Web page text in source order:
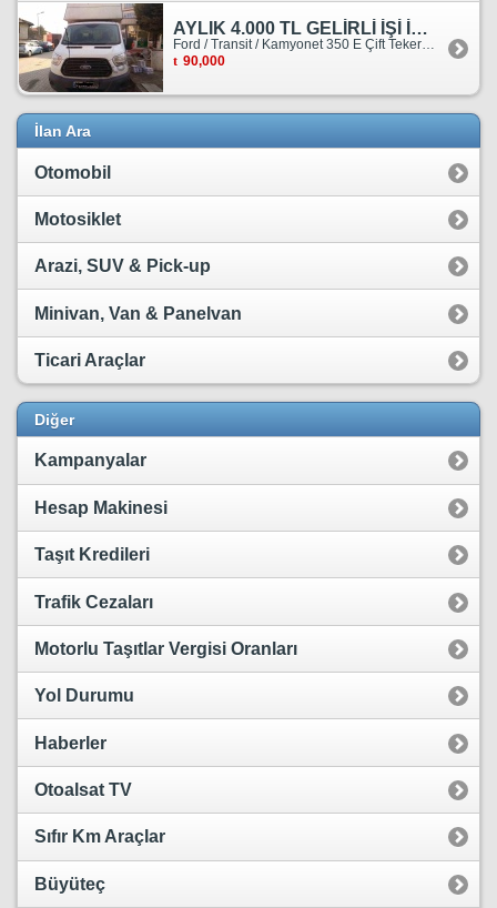
AYLIK 4.000 TL GELİRLİ İŞİ İLE BİRLİKTE SATILIKTIR.
90,000
İlan Ara
Otomobil
Motosiklet
Arazi, SUV & Pick-up
Minivan, Van & Panelvan
Ticari Araçlar
Diğer
Kampanyalar
Hesap Makinesi
Taşıt Kredileri
Trafik Cezaları
Motorlu Taşıtlar Vergisi Oranları
Yol Durumu
Haberler
Otoalsat TV
Sıfır Km Araçlar
Büyüteç